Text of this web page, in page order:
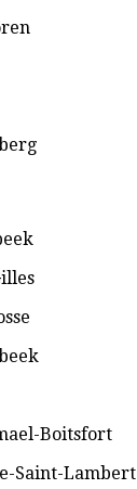
Boitsfort
Saint-Lambert